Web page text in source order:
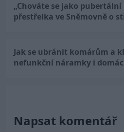
„Chováte se jako pubertální
přestřelka ve Sněmovně o
Jak se ubránit komárům a
nefunkční náramky i
Napsat komentář